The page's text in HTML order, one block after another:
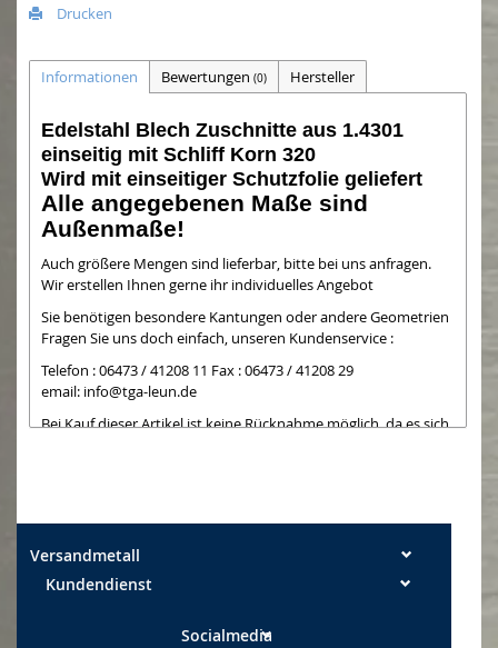
Drucken
Informationen Bewertungen (0) Hersteller
Edelstahl Blech Zuschnitte aus 1.4301
einseitig mit Schliff Korn 320
Wird mit einseitiger Schutzfolie geliefert
Alle angegebenen Maße sind
Außenmaße!
Auch größere Mengen sind lieferbar, bitte bei uns anfragen.
Wir erstellen Ihnen gerne ihr individuelles Angebot
Sie benötigen besondere Kantungen oder andere Geometrien
Fragen Sie uns doch einfach, unseren Kundenservice :
Telefon : 06473 / 41208 11 Fax : 06473 / 41208 29
email: info@tga-leun.de
Bei Kauf dieser Artikel ist keine Rücknahme möglich, da es sich
Seiten können bei der
Bearbeitung entstehen und sind kein Mangel
Maßtoleranzen: Breite +/- 0,5 mm Längen +/- 2 mm
Versandmetall
Kundendienst
Socialmedia